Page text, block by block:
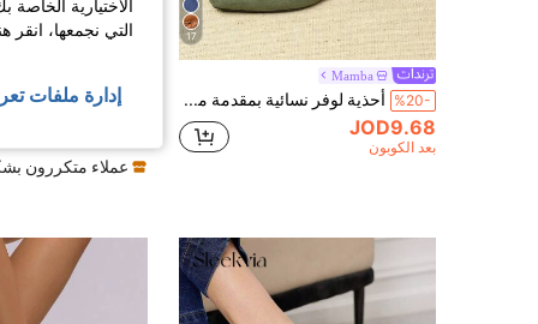
17
Mamba
%20- أحذية لوفر نسائية بمقدمة مربعة مسطحة، فتحة منخفضة، طراز جديد ربيع/صيف 2026، أحذية قيادة، نعل ناعم كاجوال، طراز بريطاني، أحذية عمل، أحذية نسائية بمقاسات كبيرة 41-43
JOD9.68
بعد الكوبون
عملاء متكررون
الاختيارية
التي نجمعها، انقر
إدارة ملفات